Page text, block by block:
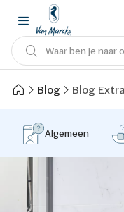
Waar ben je naar
Blog Blog
Algemeen